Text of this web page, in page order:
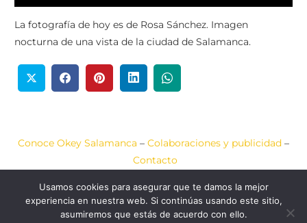
La fotografía de hoy es de Rosa Sánchez. Imagen
nocturna de una vista de la ciudad de Salamanca.
Conoce Okey Salamanca – Colaboraciones y publicidad –
Contacto
Aviso Legal –Política de Cookies–Política de Privacidad
2020-2026 © Okey
Web diseñada por
Usamos cookies para asegurar que te damos la mejor
experiencia en nuestra web. Si continúas usando este sitio,
asumiremos que estás de acuerdo con ello.